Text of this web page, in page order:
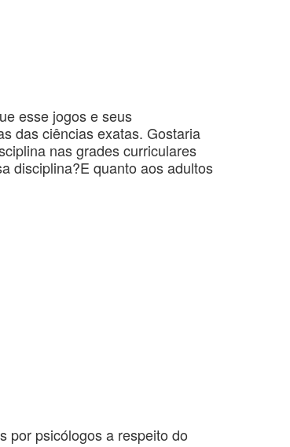
esse jogos e seus
das ciências exatas. Gostaria
nas grades curriculares
disciplina?E quanto aos adultos
por psicólogos a respeito do